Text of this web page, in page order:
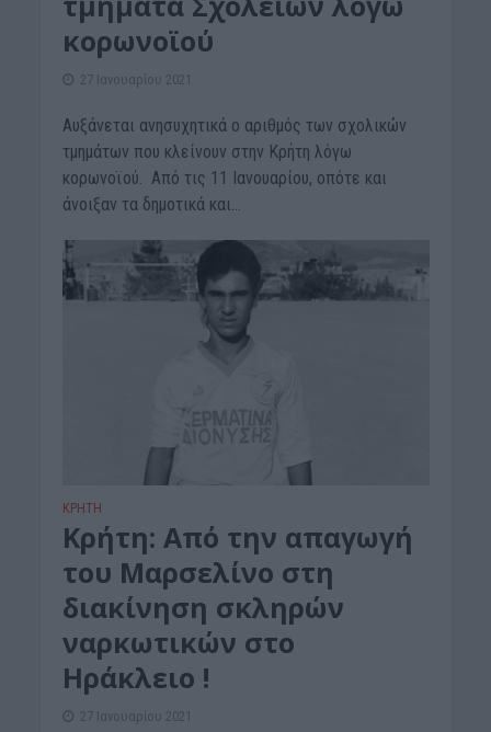
κορωνοϊού
27 Ιανουαρίου 2021
Αυξάνεται ανησυχητικά ο αριθμός των σχολικών
τμημάτων που κλείνουν στην Κρήτη λόγω
κορωνοϊού. Από τις 11 Ιανουαρίου, οπότε και
άνοιξαν τα δημοτικά και...
ΚΡΗΤΗ
Κρήτη: Από την απαγωγή
του Μαρσελίνο στη
διακίνηση σκληρών
ναρκωτικών στο
Ηράκλειο !
27 Ιανουαρίου 2021